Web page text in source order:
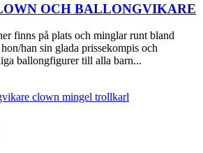
OCH BALLONGVIKARE
finns på plats och minglar runt bland
han sin glada prissekompis och
ballongfigurer till alla barn...
clown mingel trollkarl